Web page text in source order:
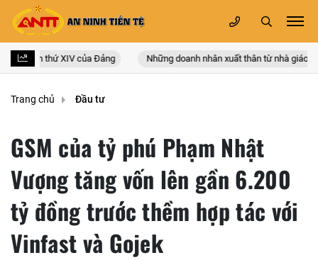
lần thứ XIV của Đảng Những doanh nhân xuất thân từ nhà giáo
Trang chủ Đầu tư
GSM của tỷ phú Phạm Nhật
Vượng tăng vốn lên gần 6.200
tỷ đồng trước thềm hợp tác với
Vinfast và Gojek